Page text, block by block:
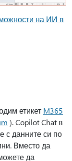
на ИИ в
етикет M365
). Copilot Chat в
с данните си по
Вместо да
да